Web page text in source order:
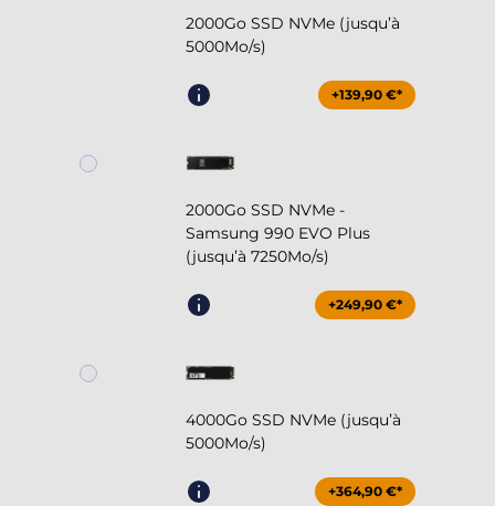
2000Go SSD NVMe (jusqu’à
5000Mo/s)
+139,90 €*
2000Go SSD NVMe -
Samsung 990 EVO Plus
(jusqu’à 7250Mo/s)
+249,90 €*
4000Go SSD NVMe (jusqu’à
5000Mo/s)
+364,90 €*